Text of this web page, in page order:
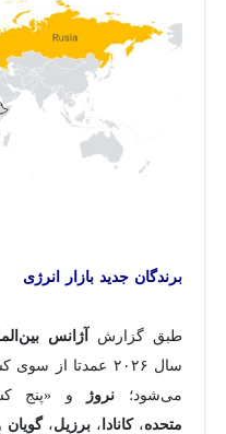
برندگان جدید بازار انرژی
طبق گزارش آژانس
سال ۲۰۲۶ عمدتا
می‌شود؛ نروژ و «پنج
متحده،کانادا ، برزیل،گویان